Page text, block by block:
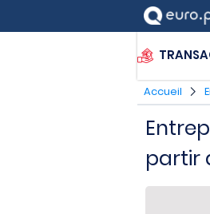
Accueil
partir